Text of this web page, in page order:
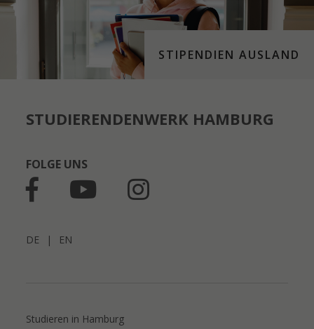
STIPENDIEN AUSLAND
STUDIERENDENWERK HAMBURG
FOLGE UNS
DE | EN
Studieren in Hamburg